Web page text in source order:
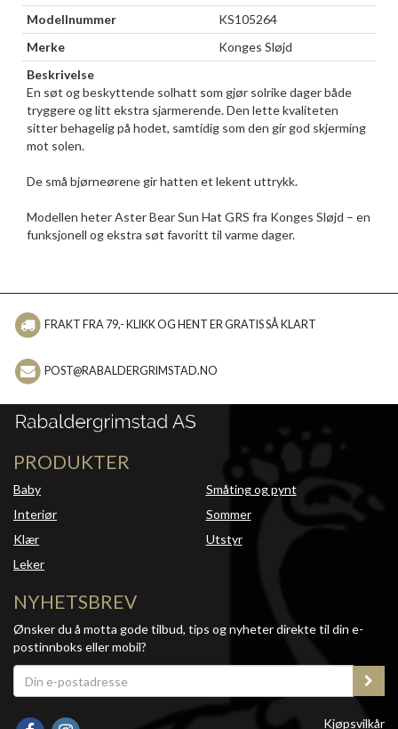
Modellnummer
KS105264
Merke
Konges Sløjd
Beskrivelse
En søt og beskyttende solhatt som gjør solrike dager både
tryggere og litt ekstra sjarmerende. Den lette kvaliteten
sitter behagelig på hodet, samtidig som den gir god skjerming
mot solen.
De små bjørneørene gir hatten et lekent uttrykk.
Modellen heter Aster Bear Sun Hat GRS fra Konges Sløjd – en
funksjonell og ekstra søt favoritt til varme dager.
FRAKT FRA 79,- KLIKK OG HENT ER GRATIS SÅ KLART
POST@RABALDERGRIMSTAD.NO
PRODUKTER
Baby
Interiør
Klær
Leker
Småting og pynt
Sommer
Utstyr
NYHETSBREV
Ønsker du å motta gode tilbud, tips og nyheter direkte til din e-
postinnboks eller mobil?
Kjøpsvilkår